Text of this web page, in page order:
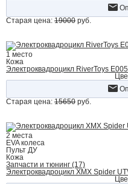
Старая цена: 19000 руб.
1 место
Кожа
Электроквадроцикл RiverToys
Старая цена: 15650 руб.
2 места
EVA колеса
Пульт ДУ
Кожа
Запчасти и тюнинг (17)
Электроквадроцикл XMX Spider